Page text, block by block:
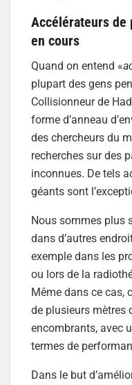
Accélérateurs de
en cours
Quand on entend «
plupart des gens
Collisionneur de
forme d’anneau
des chercheurs du
recherches sur des
inconnues. De tels
géants sont
Nous sommes plus
dans d’autres
exemple dans les
ou lors de la
Même dans ce cas,
de plusieurs mètres
encombrants, avec
termes de
Dans le but